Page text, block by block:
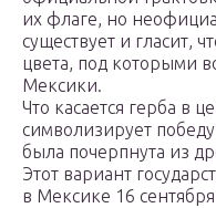
их флаге, но
существует и гласит,
цвета, под которыми
Мексики.
Что касается герба в
символизирует
была почерпнута из
Этот вариант
в Мексике 16